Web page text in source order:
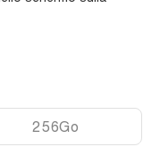
256Go